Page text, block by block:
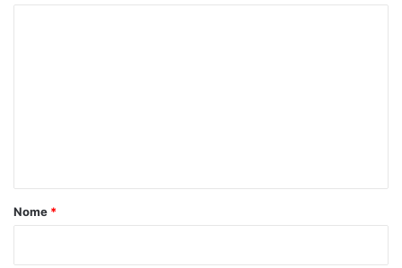
o
Nome *